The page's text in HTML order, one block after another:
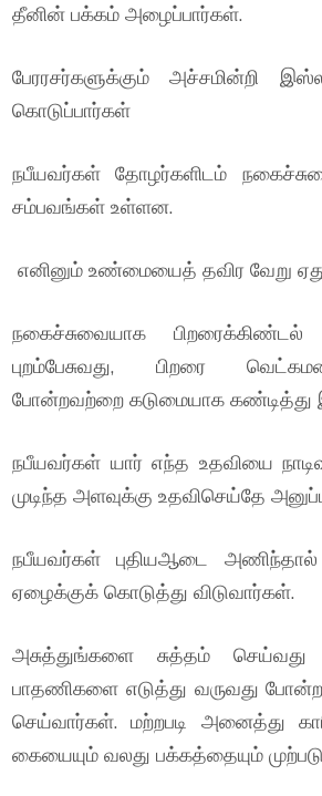
தீனின் பக்கம் அழைப்பார்கள்.
பேரரசர்களுக்கும் அச்சமின்றி
கொடுப்பார்கள்
நபீயவர்கள் தோழர்களிடம்
சம்பவங்கள் உள்ளன.
எனினும் உண்மையைத் தவிர வேறு
நகைச்சுவையாக
புறம்பேசுவது, பிறரை
போன்றவற்றை கடுமையாக கண்டித்து
நபீயவர்கள் யார் எந்த உதவியை
முடிந்த அளவுக்கு உதவிசெய்தே
நபீயவர்கள் புதியஆடை
ஏழைக்குக் கொடுத்து விடுவார்கள்.
அசுத்துங்களை சுத்தம் செய்வது
பாதணிகளை எடுத்து வருவது
செய்வார்கள். மற்றபடி அனைத்து
கையையும் வலது பக்கத்தையும்